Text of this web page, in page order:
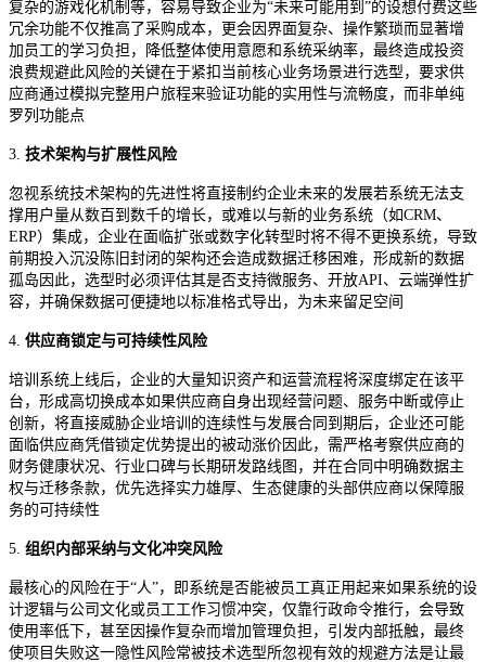
复杂的游戏化机制等，容易导致企业为“未来可能用到”的设想付费这些
冗余功能不仅推高了采购成本，更会因界面复杂、操作繁琐而显著增
加员工的学习负担，降低整体使用意愿和系统采纳率，最终造成投资
浪费规避此风险的关键在于紧扣当前核心业务场景进行选型，要求供
应商通过模拟完整用户旅程来验证功能的实用性与流畅度，而非单纯
罗列功能点
3. 技术架构与扩展性风险
忽视系统技术架构的先进性将直接制约企业未来的发展若系统无法支
撑用户量从数百到数千的增长，或难以与新的业务系统（如CRM、
ERP）集成，企业在面临扩张或数字化转型时将不得不更换系统，导致
前期投入沉没陈旧封闭的架构还会造成数据迁移困难，形成新的数据
孤岛因此，选型时必须评估其是否支持微服务、开放API、云端弹性扩
容，并确保数据可便捷地以标准格式导出，为未来留足空间
4. 供应商锁定与可持续性风险
培训系统上线后，企业的大量知识资产和运营流程将深度绑定在该平
台，形成高切换成本如果供应商自身出现经营问题、服务中断或停止
创新，将直接威胁企业培训的连续性与发展合同到期后，企业还可能
面临供应商凭借锁定优势提出的被动涨价因此，需严格考察供应商的
财务健康状况、行业口碑与长期研发路线图，并在合同中明确数据主
权与迁移条款，优先选择实力雄厚、生态健康的头部供应商以保障服
务的可持续性
5. 组织内部采纳与文化冲突风险
最核心的风险在于“人”，即系统是否能被员工真正用起来如果系统的设
计逻辑与公司文化或员工工作习惯冲突，仅靠行政命令推行，会导致
使用率低下，甚至因操作复杂而增加管理负担，引发内部抵触，最终
使项目失败这一隐性风险常被技术选型所忽视有效的规避方法是让最